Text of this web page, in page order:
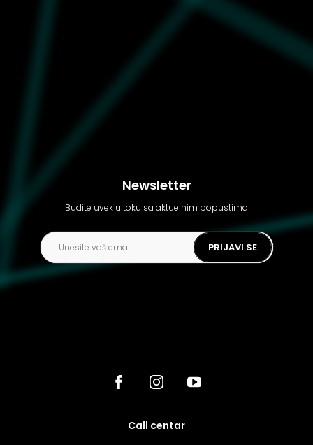
Newsletter
Budite uvek u toku sa aktuelnim popustima
PRIJAVI SE
call centar